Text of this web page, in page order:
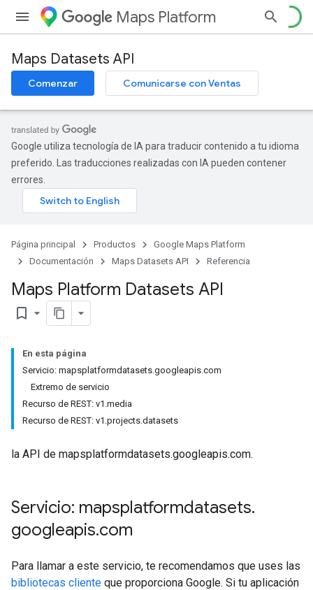
Maps Platform
Maps Datasets API
Comenzar Comunicarse con Ventas
Google utiliza tecnología de IA para traducir contenido a tu idioma
preferido. Las traducciones realizadas con IA pueden contener
errores.
Página principal Productos
Google Maps Platform
Documentación
Maps Datasets API Referencia
Maps Platform Datasets API
bookmark_border
En esta página
Servicio: mapsplatformdatasets.googleapis.com
Extremo de servicio
Recurso de REST: v1.media
Recurso de REST: v1.projects.datasets
la API de mapsplatformdatasets.googleapis.com.
Servicio: mapsplatformdatasets.
googleapis.com
Para llamar a este servicio, te recomendamos que uses las
bibliotecas cliente que proporciona Google. Si tu aplicación